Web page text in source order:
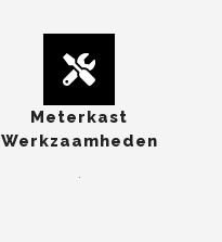
Meterkast
Werkzaamheden